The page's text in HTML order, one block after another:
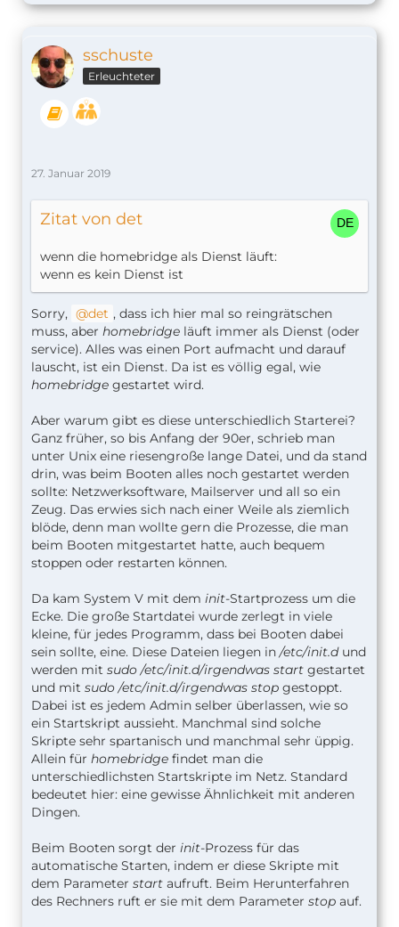
sschuste
Erleuchteter
27. Januar 2019
Zitat von det
wenn die homebridge als Dienst läuft:
wenn es kein Dienst ist
Sorry, det , dass ich hier mal so reingrätschen
muss, aber homebridge läuft immer als Dienst (oder
service). Alles was einen Port aufmacht und darauf
lauscht, ist ein Dienst. Da ist es völlig egal, wie
homebridge gestartet wird.
Aber warum gibt es diese unterschiedlich Starterei?
Ganz früher, so bis Anfang der 90er, schrieb man
unter Unix eine riesengroße lange Datei, und da stand
drin, was beim Booten alles noch gestartet werden
sollte: Netzwerksoftware, Mailserver und all so ein
Zeug. Das erwies sich nach einer Weile als ziemlich
blöde, denn man wollte gern die Prozesse, die man
beim Booten mitgestartet hatte, auch bequem
stoppen oder restarten können.
Da kam System V mit dem init-Startprozess um die
Ecke. Die große Startdatei wurde zerlegt in viele
kleine, für jedes Programm, dass bei Booten dabei
sein sollte, eine. Diese Dateien liegen in/etc/init.dund
werden mit sudo /etc/init.d/irgendwas start gestartet
und mit sudo /etc/init.d/irgendwas stop gestoppt.
Dabei ist es jedem Admin selber überlassen, wie so
ein Startskript aussieht. Manchmal sind solche
Skripte sehr spartanisch und manchmal sehr üppig.
Allein für homebridge findet man die
unterschiedlichsten Startskripte im Netz. Standard
bedeutet hier: eine gewisse Ähnlichkeit mit anderen
Dingen.
Beim Booten sorgt der init-Prozess für das
automatische Starten, indem er diese Skripte mit
dem Parameter start aufruft. Beim Herunterfahren
des Rechners ruft er sie mit dem Parameter stop auf.